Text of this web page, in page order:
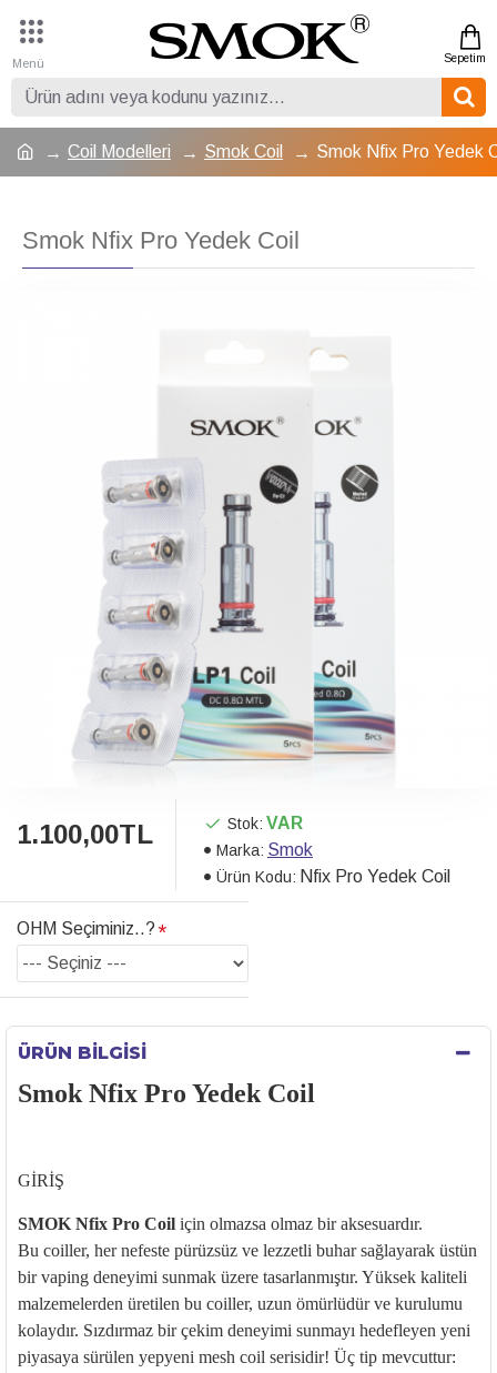
Coil Modelleri Smok Coil Smok Nfix Pro Yedek
Smok Nfix Pro Yedek Coil
1.100,00TL Stok: VAR
Marka: Smok
Ürün Kodu: Nfix Pro Yedek Coil
OHM Seçiminiz..?
ÜRÜN BILGISI
Smok Nfix Pro Yedek Coil
GİRİŞ
SMOK Nfix Pro Coil için olmazsa olmaz bir aksesuardır.
Bu coiller, her nefeste pürüzsüz ve lezzetli buhar sağlayarak üstün
bir vaping deneyimi sunmak üzere tasarlanmıştır. Yüksek kaliteli
malzemelerden üretilen bu coiller, uzun ömürlüdür ve kurulumu
kolaydır. Sızdırmaz bir çekim deneyimi sunmayı hedefleyen yeni
piyasaya sürülen yepyeni mesh coil serisidir! Üç tip mevcuttur: